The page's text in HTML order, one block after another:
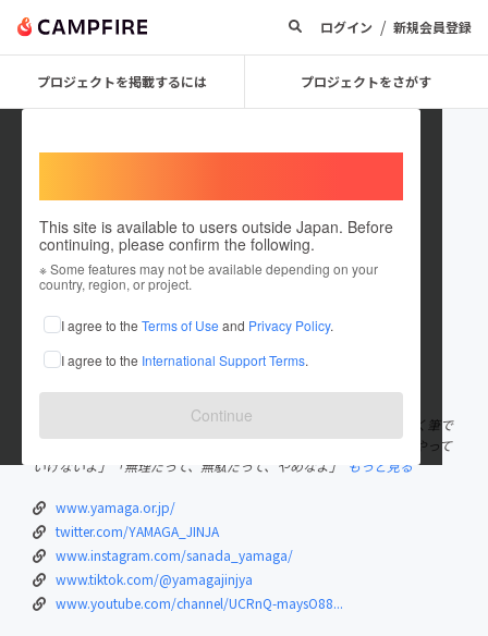
ログイン / 新規会員登録
プロジェクトを掲載するには プロジェクトをさがす
This site is available to users outside Japan. Before
continuing, please confirm the following.
※ Some features may not be available depending on your
country, region, or project.
I agree to the Terms of Use and Privacy Policy.
I agree to the International Support Terms.
Continue
yamaga54bouzu
これまでに9件のプロジェクトを投稿しています
在住国：日本 現在地：長野県
出身国：日本 出身地：長野県
こんにちは！山家神社の押森です。 神社の宮司をしたり、とにかく筆で
なにか書いたり、楽器をはじめてみたりしています。 「神主ではやって
いけないよ」「無理だって、無駄だって、やめなよ」
もっと見る
www.yamaga.or.jp/
twitter.com/YAMAGA_JINJA
www.instagram.com/sanada_yamaga/
www.tiktok.com/@yamagajinjya
www.youtube.com/channel/UCRnQ-maysO88...